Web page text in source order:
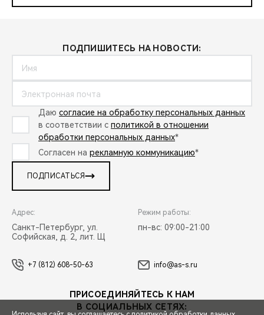
ПОДПИШИТЕСЬ НА НОВОСТИ:
Даю согласие на обработку персональных данных
в соответствии с политикой в отношении
обработки персональных данных*
Согласен на рекламную коммуникацию*
ПОДПИСАТЬСЯ
Адрес:
Санкт-Петербург, ул.
Софийская, д. 2, лит. Щ
Режим работы:
пн-вс: 09:00-21:00
+7 (812) 608-50-63 info@as-s.ru
ПРИСОЕДИНЯЙТЕСЬ К НАМ
В СОЦИАЛЬНЫХ СЕТЯХ: